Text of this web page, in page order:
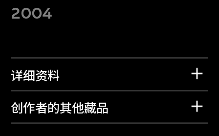
2004
详细资料
创作者的其他藏品